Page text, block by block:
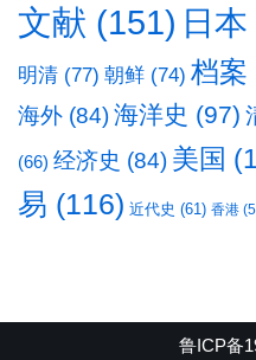
文献 (151) 日本
明清 (77) 朝鲜 (74) 档案
海外 (84)海洋史 (97)
(66) 经济史 (84) 美国
易 (116) 近代史 (61) 香港
鲁ICP备